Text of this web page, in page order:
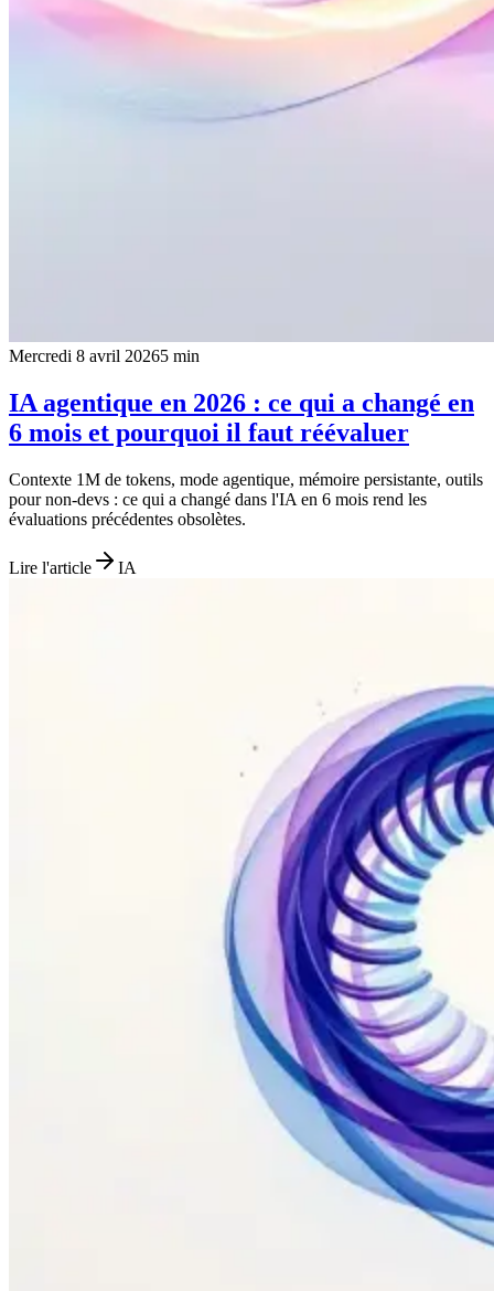
Mercredi 8 avril 20265 min
IA agentique en 2026 : ce qui a changé en
6 mois et pourquoi il faut réévaluer
Contexte 1M de tokens, mode agentique, mémoire persistante, outils
pour non-devs : ce qui a changé dans l'IA en 6 mois rend les
évaluations précédentes obsolètes.
Lire l'article IA